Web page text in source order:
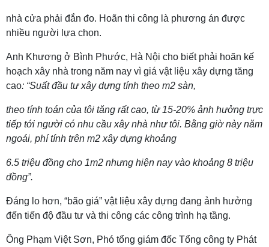
nhà cửa phải đắn đo. Hoãn thi công là phương án được
nhiều người lựa chọn.
Anh Khương ở Bình Phước, Hà Nội cho biết phải hoãn kế
hoạch xây nhà trong năm nay vì giá vật liệu xây dựng tăng
cao: “Suất đầu tư xây dựng tính theo m2 sàn,
theo tính toán của tôi tăng rất cao, từ 15-20% ảnh hưởng trực
tiếp tới người có nhu cầu xây nhà như tôi. Bằng giờ này năm
ngoái, phí tính trên m2 xây dựng khoảng
6.5 triệu đồng cho 1m2 nhưng hiện nay vào khoảng 8 triệu
đồng”.
Đáng lo hơn, “bão giá” vật liệu xây dựng đang ảnh hưởng
đến tiến độ đầu tư và thi công các công trình hạ tầng.
Ông Phạm Việt Sơn, Phó tổng giám đốc Tổng công ty Phát